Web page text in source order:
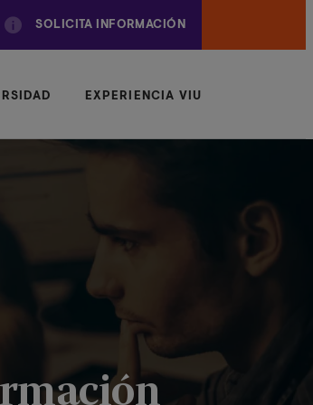
SOLICITA INFORMACIÓN
EXPERIENCIA VIU